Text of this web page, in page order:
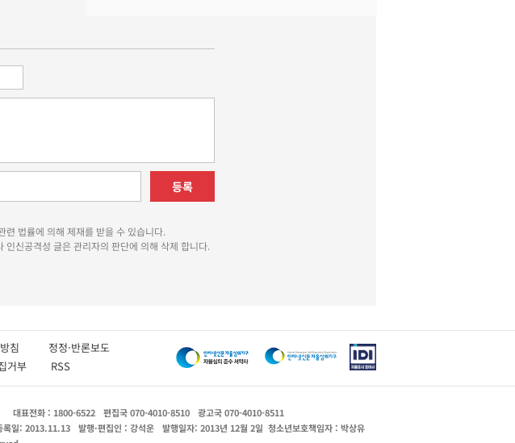
등록
법률에 의해 제재를 받을 수 있습니다.
신공격성 글은 관리자의 판단에 의해 삭제 합니다.
리방침 정정·반론보도
거부 RSS
대표전화 : 1800-6522 편집국 070-4010-8510
광고국 070-4010-8511
록일: 2013.11.13 발행·편집인 : 강석운 발행일자: 2013년 12월 2일 청소년보호책임자 : 박상유